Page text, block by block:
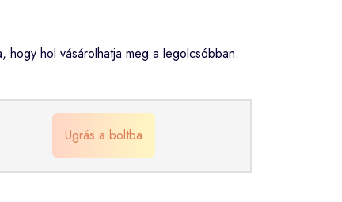
hogy hol vásárolhatja meg a legolcsóbban.
Ugrás a boltba